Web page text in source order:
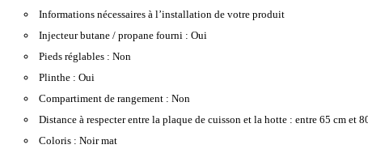
Informations nécessaires à l’installation de votre produit
Injecteur butane / propane fourni : Oui
Pieds réglables : Non
Plinthe : Oui
Compartiment de rangement : Non
Distance à respecter entre la plaque de cuisson et la hotte : entre 65 cm et
Coloris : Noir mat